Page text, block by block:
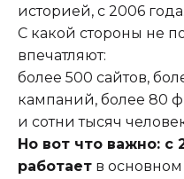
историей, с 2006 года.
С какой стороны не
впечатляют:
более 500 сайтов,
кампаний, более 80
и сотни тысяч
Но вот что важно: с
работает в основном